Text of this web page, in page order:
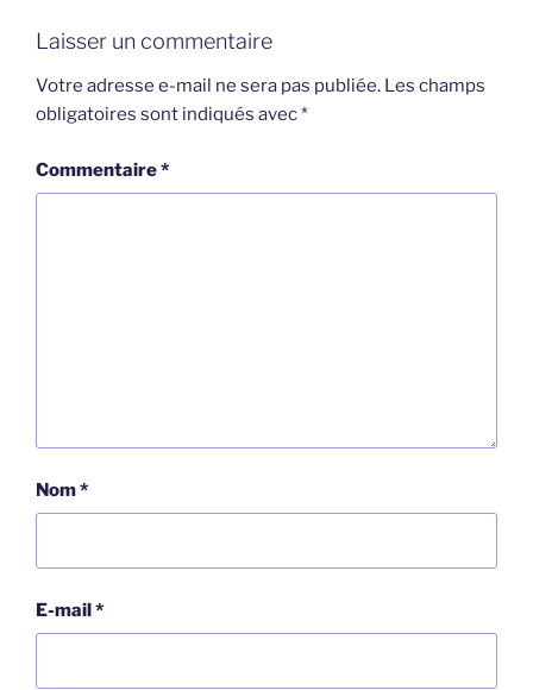
Laisser un commentaire
Votre adresse e-mail ne sera pas publiée. Les champs
obligatoires sont indiqués avec*
Commentaire*
Nom*
E-mail*